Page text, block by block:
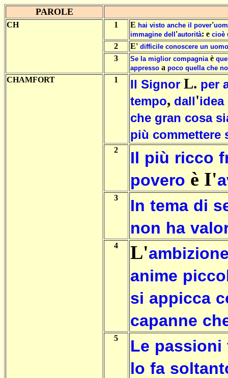
PAROLE
CH 1 E hai visto anche il pover'
immagine dell 'autorità: e cioè
2 E' difficile conoscere un uomo
3 Se la miglior compagnia è
appresso a poco quella che
CHAMFORT 1 Il Signor L. per
tempo, dall'idea
che gran cosa
più commettere
2 Il più ricco
povero è I'
3 In tema di
non ha
4 L'
anime
si appicca
capanne
5 Le passioni
lo fa